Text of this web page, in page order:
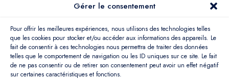
Gérer le consentement
Pour offrir les meilleures expériences, nous utilisons des technologies telles
que les cookies pour stocker et/ou accéder aux informations des appareils. Le
fait de consentir à ces technologies nous permettra de traiter des données
telles que le comportement de navigation ou les ID uniques sur ce site. Le fait
de ne pas consentir ou de retirer son consentement peut avoir un effet négatif
sur certaines caractéristiques et fonctions.
*"86 % des entreprises qui ont choisi de recourir au coaching pour leurs
collaborateurs disent vouloir réitérer l’expérience."
Sources : 2021 - SERENITY COACH INSTITUT et PumpUp